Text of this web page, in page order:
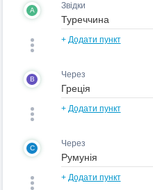
A Звідки
+ Додати пункт
B Через
+ Додати пункт
C Через
+ Додати пункт